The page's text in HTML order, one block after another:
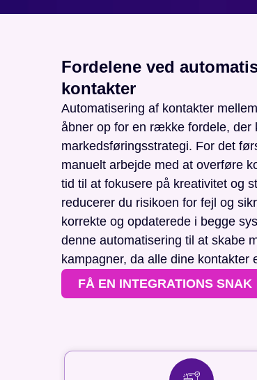
Fordelene ved
kontakter
Automatisering af kontakter
åbner op for en række fordele, der
markedsføringsstrategi. For det
manuelt arbejde med at overføre
tid til at fokusere på kreativitet og
reducerer du risikoen for fejl og
korrekte og opdaterede i begge
denne automatisering til at skabe
kampagner, da alle dine kontakter
FÅ EN INTEGRATIONS SNAK